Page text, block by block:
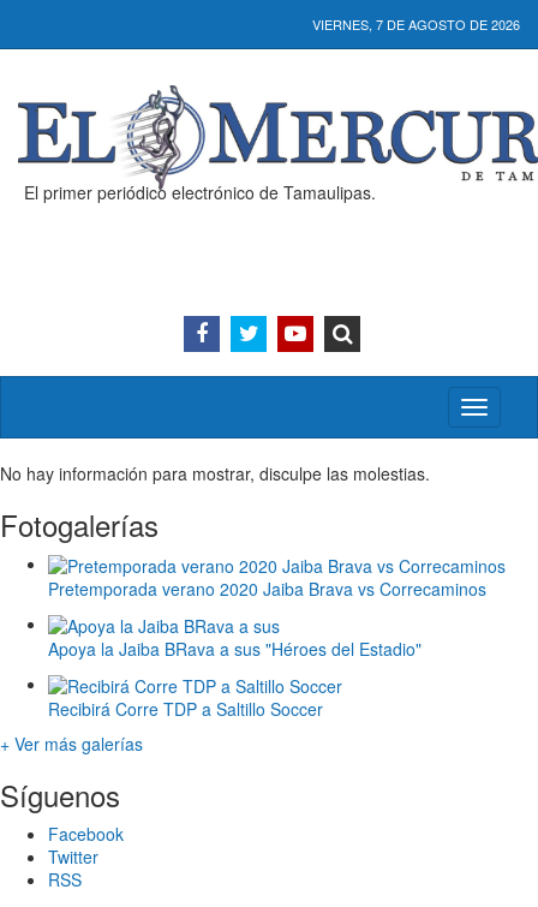
VIERNES, 7 DE AGOSTO DE 2026
El primer periódico electrónico de Tamaulipas.
Activar/
menú
No hay información para mostrar, disculpe las molestias.
Fotogalerías
Pretemporada verano 2020 Jaiba Brava vs Correcaminos
Apoya la Jaiba BRava a sus "Héroes del Estadio"
Recibirá Corre TDP a Saltillo Soccer
+ Ver más galerías
Síguenos
Facebook
Twitter
RSS